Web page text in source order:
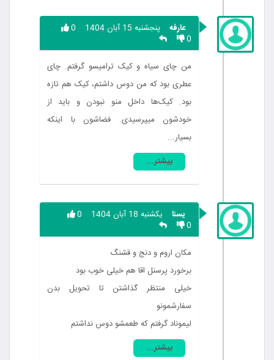
عارفه پنجشنبه 15 آبان 1404
0
0
من چای سیاه و کیک ترامیسو گرفتم. چای
عطری بود که من دوس داشتم، کیک هم تازه
بود. کیک‌ها داخل منو نبودن و باید از
خودشون میپرسیدی. فضاشون با اینکه
بسیار...
بیشتر...
یسنا یکشنبه 18 آبان 1404
0
0
مکان اروم و دنج و قشنگ
برخورد پرسنل اقا هم خیلی خوب بود
خیلی منتظر گذاشتن تا تحویل بدن
سفارشمونو
لیموناد گرفتم که طعمشو دوس نداشتم
بیشتر...